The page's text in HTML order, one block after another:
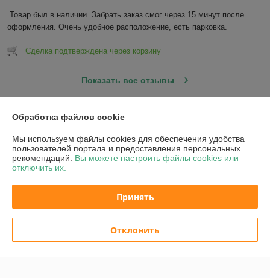
Товар был в наличии. Забрать заказ смог через 15 минут после
оформления. Очень удобное расположение, есть парковка.
Сделка подтверждена через корзину
Показать все отзывы
О нас
Контакты
График работы
Обработка файлов cookie
Мы используем файлы cookies для обеспечения удобства
пользователей портала и предоставления персональных
рекомендаций. Вы можете настроить файлы cookies или
отключить их.
Принять
Отклонить